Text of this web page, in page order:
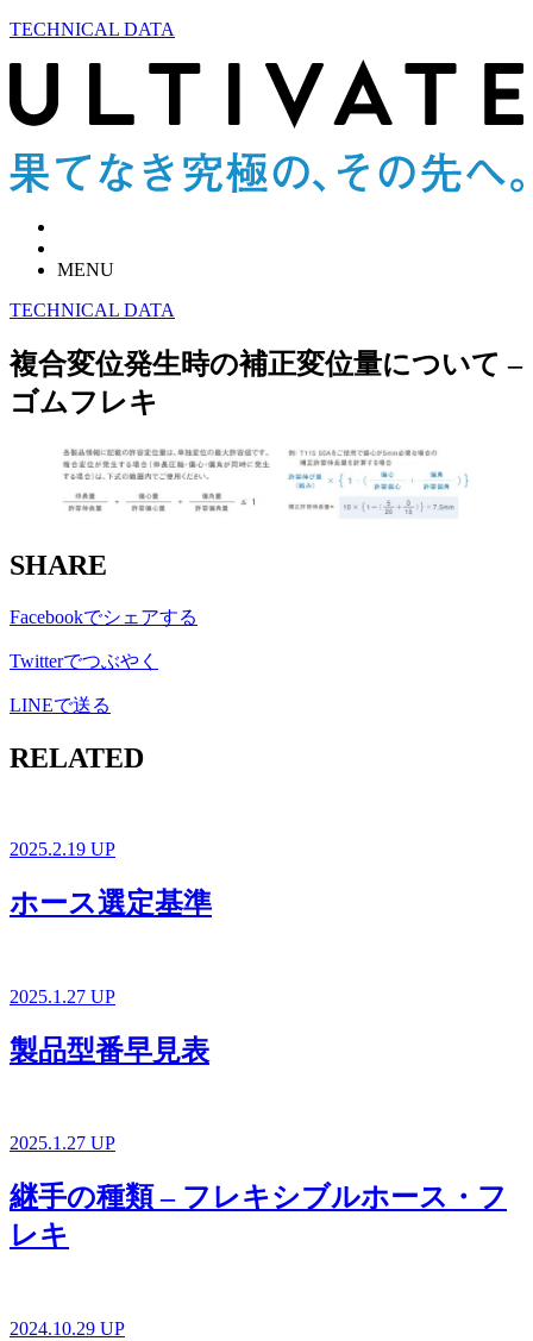
TECHNICAL DATA
MENU
TECHNICAL DATA
複合変位発生時の補正変位量について –
ゴムフレキ
SHARE
Facebookでシェアする
Twitterでつぶやく
LINEで送る
RELATED
2025.2.19 UP
ホース選定基準
2025.1.27 UP
製品型番早見表
2025.1.27 UP
継手の種類 – フレキシブルホース・フ
レキ
2024.10.29 UP